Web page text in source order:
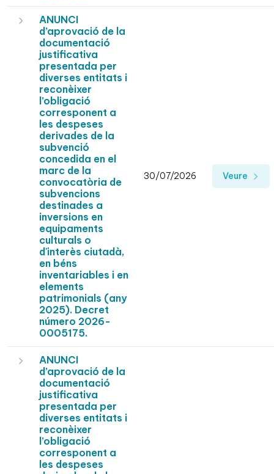
ANUNCI
d’aprovació de la
documentació
justificativa
presentada per
diverses entitats i
reconèixer
l’obligació
corresponent a
les despeses
derivades de la
subvenció
concedida en el
marc de la
convocatòria de
subvencions
destinades a
inversions en
equipaments
culturals o
d'interès ciutadà,
en béns
inventariables i en
elements
patrimonials (any
2025). Decret
número 2026-
0005175.
30/07/2026 Veure
ANUNCI
d’aprovació de la
documentació
justificativa
presentada per
diverses entitats i
reconèixer
l’obligació
corresponent a
les despeses